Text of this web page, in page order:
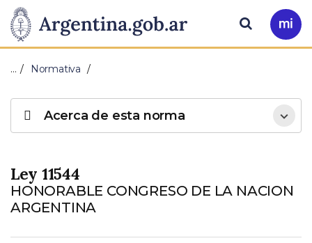
Presidencia
de
Nación
Pasar al contenido principal
Ir
a
Buscar
… Normativa
Ley 11544
HONORABLE CONGRESO DE LA NACION
ARGENTINA
Acerca de esta norma